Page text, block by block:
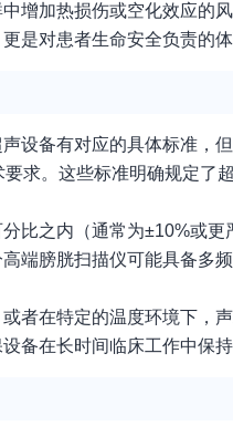
增加热损伤或空化效应的
是对患者生命安全负责的体
设备有对应的具体标准，
求。这些标准明确规定了
比之内（通常为±10%或更
端膀胱扫描仪可能具备多
者在特定的温度环境下，
备在长时间临床工作中保持